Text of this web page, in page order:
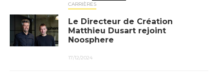
CARRIÈRES
Le Directeur de Création
Matthieu Dusart rejoint
Noosphere
17/12/2024